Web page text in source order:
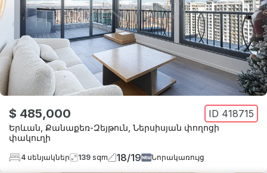
$ 485,000 ID 418715
Երևան Քանաքեռ-Զեյթուն Ներսիսյան փողոցի
փակուղի
4 սենյակներ 139 sqm 18/19 Նորակառույց